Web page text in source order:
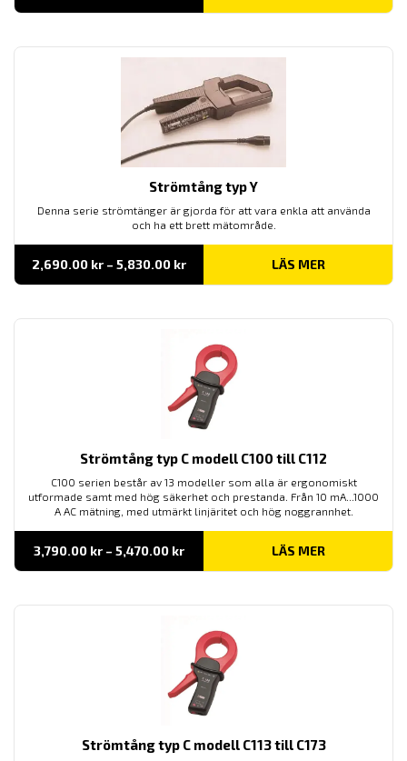
till
Strömtång typ Y
Denna serie strömtänger är gjorda för att vara enkla att använda
och ha ett brett mätområde.
2,690.00 kr – 5,830.00 krPrisintervall:
till
LÄS MER
Strömtång typ C modell C100 till C112
C100 serien består av 13 modeller som alla är ergonomiskt
utformade samt med hög säkerhet och prestanda. Från 10 mA...1000
A AC mätning, med utmärkt linjäritet och hög noggrannhet.
3,790.00 kr – 5,470.00 krPrisintervall:
till
LÄS MER
Strömtång typ C modell C113 till C173